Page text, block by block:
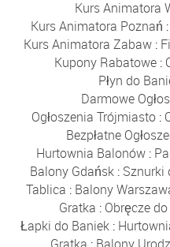
Kurs Animatora
Kurs Animatora Poznań :
Kurs Animatora Zabaw :
Kupony Rabatowe :
Płyn do
Darmowe
Ogłoszenia Trójmiasto :
Bezpłatne
Hurtownia Balonów :
Balony Gdańsk : Sznurki
Tablica : Balony
Gratka : Obręcze
Łapki do Baniek: